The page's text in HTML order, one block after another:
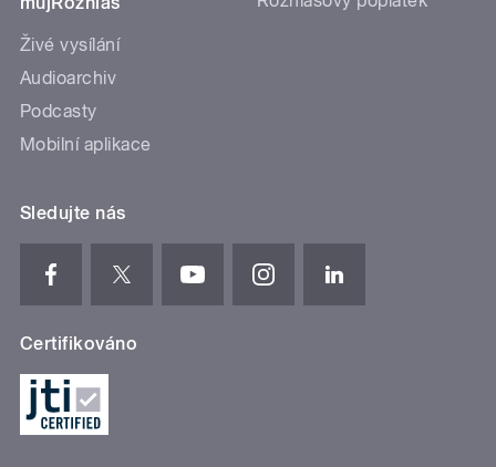
Živé vysílání
Audioarchiv
Podcasty
Mobilní aplikace
Sledujte nás
Certifikováno